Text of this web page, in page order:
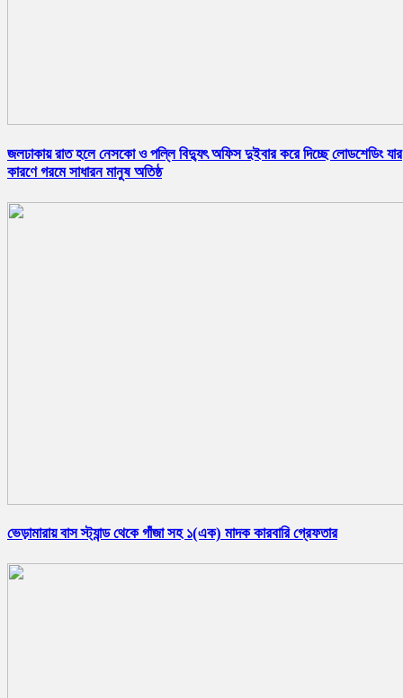
জলঢাকায় রাত হলে নেসকো ও পল্লি বিদ্যুৎ অফিস দুইবার করে দিচ্ছে লোডশেডিং যার
কারণে গরমে সাধারন মানুষ অতিষ্ঠ
ভেড়ামারায় বাস স্ট্যান্ড থেকে গাঁজা সহ ১(এক) মাদক কারবারি গ্রেফতার